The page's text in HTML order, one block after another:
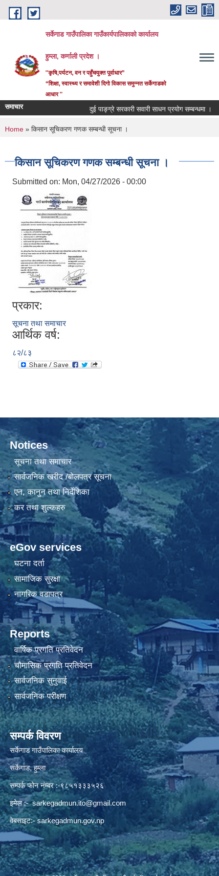
Skip to main content
सर्केगाड गाउँपालिका गाउँकार्यपालिकाको कार्यालय
हुम्ला, कर्णाली प्रदेश ।
''कृषि,पर्यटन, वन र पहुँचयुक्त पूर्वाधार”
“शिक्षा, स्वास्थ्य र समावेशी दिगो विकास समुन्नत सर्केगाडको
आधार ''
समाचार दुई पाङ्ग्रे सरकारी सवारी साधन प्रयोग सम्बन्धमा ।
You are here
Home » किसान सूचिकरण गणक सम्बन्धी सूचना ।
किसान सूचिकरण गणक सम्बन्धी सूचना ।
Submitted on: Mon, 04/27/2026 - 00:00
प्रकार:
सूचना तथा समाचार
आर्थिक वर्ष:
८२/८३
Notices
सूचना तथा समाचार
सार्वजनिक खरीद /बोलपत्र सूचना
एन, कानुन तथा निर्देशिका
कर तथा शुल्कहरु
eGov services
घटना दर्ता
सामाजिक सुरक्षा
नागरिक वडापत्र
Reports
वार्षिक प्रगति प्रतिवेदन
चौमासिक प्रगति प्रतिवेदन
सार्वजनिक सुनुवाई
सार्वजनिक परीक्षण
सम्पर्क विवरण
सर्केगाड गाउँपालिका कार्यालय
सर्केगाड, हुम्ला
सम्पर्क फोन नंम्बर :-९८५१३३३५२६
इमेल :-sarkegadmun.ito@gmail.com
वेबसाइट:- sarkegadmun.gov.np